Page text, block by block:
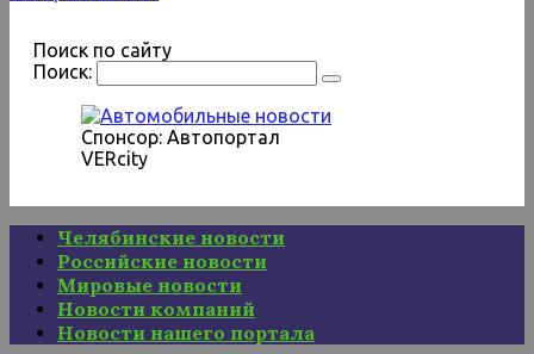
Поиск по сайту
Поиск:
Спонсор: Автопортал
VERcity
Челябинские новости
Российские новости
Мировые новости
Новости компаний
Новости нашего портала